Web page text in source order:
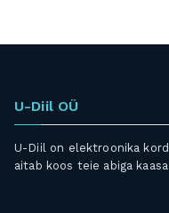
U-Diil OÜ
U-Diil on elektroonika
aitab koos teie abiga